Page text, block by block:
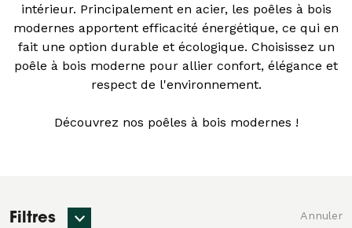
intérieur. Principalement en acier, les poêles à bois
modernes apportent efficacité énergétique, ce qui en
fait une option durable et écologique. Choisissez un
poêle à bois moderne pour allier confort, élégance et
respect de l'environnement.
Découvrez nos poêles à bois modernes !
Filtres Annuler